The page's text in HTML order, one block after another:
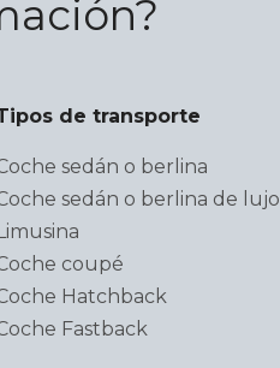
de transporte
sedán o berlina
sedán o berlina de lujo
coupé
Hatchback
Fastback